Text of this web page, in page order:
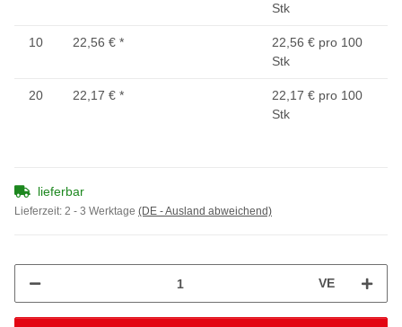
Stk
10 22,56 € *
22,56 € pro 100
Stk
20 22,17 € *
22,17 € pro 100
Stk
lieferbar
Lieferzeit: 2 - 3 Werktage (DE - Ausland abweichend)
VE